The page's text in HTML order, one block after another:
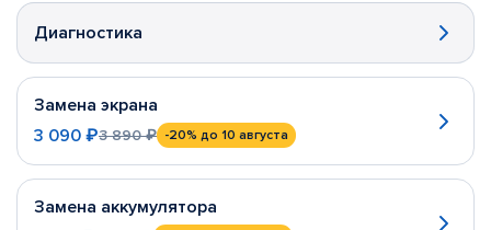
Диагностика
Замена экрана
3 090 ₽3 890 ₽ -20% до 10 августа
Замена аккумулятора